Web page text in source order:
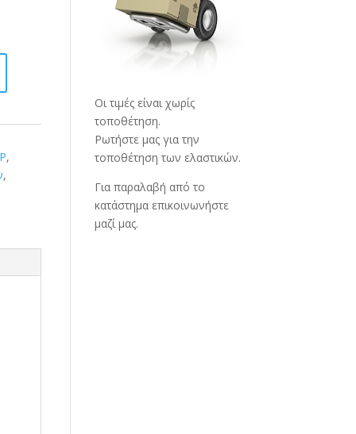
,
,
Οι τιμές είναι χωρίς
τοποθέτηση.
Ρωτήστε μας για την
τοποθέτηση των ελαστικών.
Για παραλαβή από το
κατάστημα επικοινωνήστε
μαζί μας.